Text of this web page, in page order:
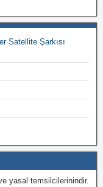
Satellite Şarkısı
yasal temsilcilerinindir.